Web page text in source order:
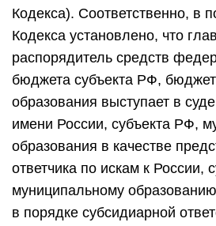
Кодекса). Соответственно, в
Кодекса установлено, что
распорядитель средств
бюджета субъекта РФ,
образования выступает в
имени России, субъекта РФ,
образования в качестве
ответчика по искам к России,
муниципальному
в порядке субсидиарной